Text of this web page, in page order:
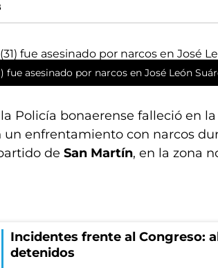
fue asesinado por narcos en José León
Policía bonaerense falleció en
un enfrentamiento con narcos
de San Martín, en la zona
Incidentes frente al Congreso:
detenidos